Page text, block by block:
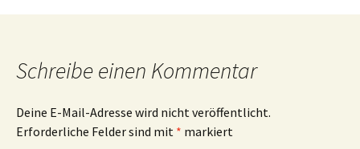
Navigation
Schreibe einen Kommentar
Deine E-Mail-Adresse wird nicht veröffentlicht.
Erforderliche Felder sind mit * markiert